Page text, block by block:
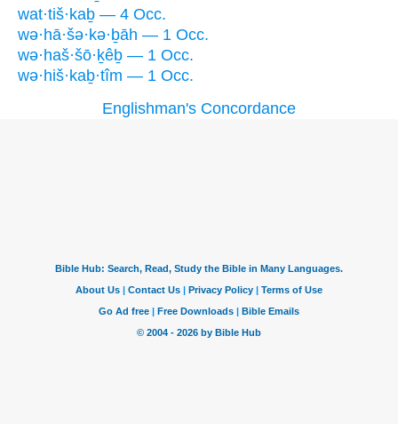
wat·tiš·kaḇ — 4 Occ.
wə·hā·šə·kə·ḇāh — 1 Occ.
wə·haš·šō·ḵêḇ — 1 Occ.
wə·hiš·kaḇ·tîm — 1 Occ.
Englishman's Concordance